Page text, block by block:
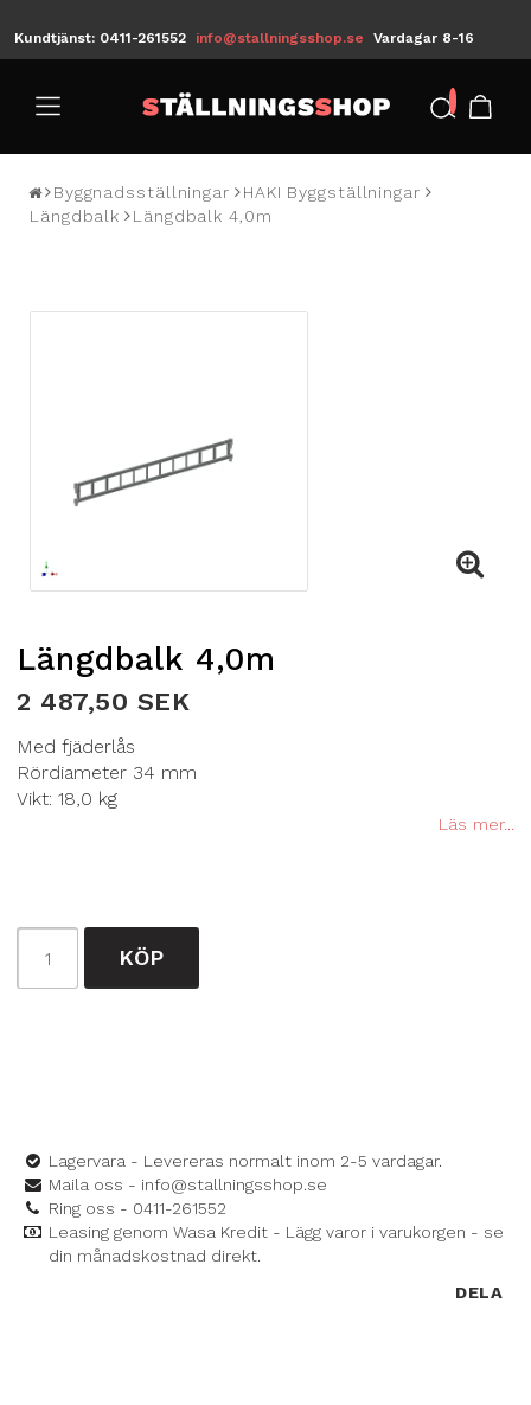
Kundtjänst: 0411-261552 info@stallningsshop.se Vardagar 8-16
/
Byggnadsställningar
HAKI Byggställningar
Längdbalk
Längdbalk 4,0m
Längdbalk 4,0m
2 487,50 SEK
Med fjäderlås
Rördiameter 34 mm
Vikt: 18,0 kg
Läs mer...
KÖP
Lagervara - Levereras normalt inom 2-5 vardagar.
Maila oss - info@stallningsshop.se
Ring oss - 0411-261552
Leasing genom Wasa Kredit - Lägg varor i varukorgen - se
din månadskostnad direkt.
DELA